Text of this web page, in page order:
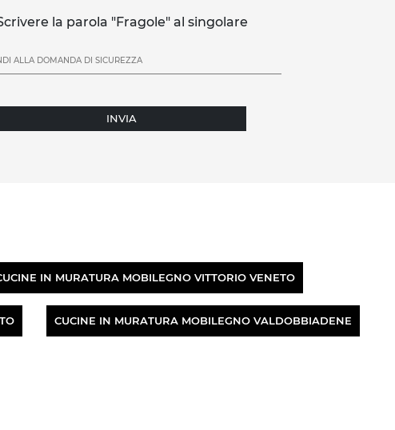
la parola "Fragole" al singolare
INVIA
IN MURATURA MOBILEGNO VITTORIO VENETO
CUCINE IN MURATURA MOBILEGNO VALDOBBIADENE